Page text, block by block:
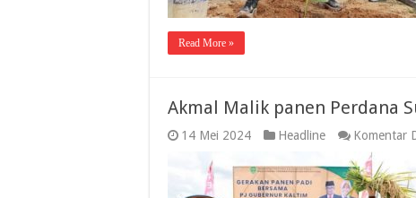
Read More »
Akmal Malik panen Perdana
14 Mei 2024 Headline Komentar